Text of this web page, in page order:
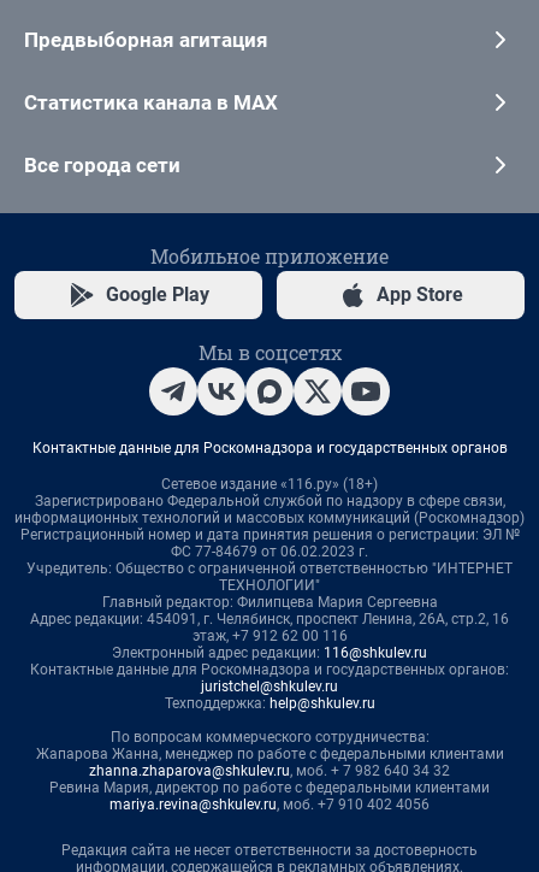
Предвыборная агитация
Статистика канала в MAX
Все города сети
Мобильное приложение
Google Play App Store
Мы в соцсетях
Контактные данные для Роскомнадзора и государственных органов
Сетевое издание «116.ру» (18+)
Зарегистрировано Федеральной службой по надзору в сфере связи,
информационных технологий и массовых коммуникаций (Роскомнадзор)
Регистрационный номер и дата принятия решения о регистрации: ЭЛ №
ФС 77-84679 от 06.02.2023 г.
Учредитель: Общество с ограниченной ответственностью "ИНТЕРНЕТ
ТЕХНОЛОГИИ"
Главный редактор: Филипцева Мария Сергеевна
Адрес редакции: 454091, г. Челябинск, проспект Ленина, 26А, стр.2, 16
этаж, +7 912 62 00 116
Электронный адрес редакции: 116@shkulev.ru
Контактные данные для Роскомнадзора и государственных органов:
juristchel@shkulev.ru
Техподдержка: help@shkulev.ru
По вопросам коммерческого сотрудничества:
Жапарова Жанна, менеджер по работе с федеральными клиентами
zhanna.zhaparova@shkulev.ru, моб. + 7 982 640 34 32
Ревина Мария, директор по работе с федеральными клиентами
mariya.revina@shkulev.ru, моб. +7 910 402 4056
Редакция сайта не несет ответственности за достоверность
информации, содержащейся в рекламных объявлениях.